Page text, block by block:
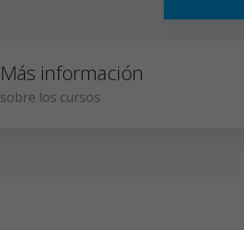
Más información
sobre los cursos